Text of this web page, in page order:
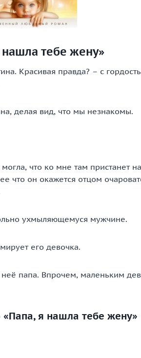
тебе жену»
Красивая правда? – с
делая вид, что мы незнакомы.
что ко мне там пристанет
что он окажется отцом
ухмыляющемуся мужчине.
его девочка.
папа. Впрочем, маленьким
«Папа, я нашла тебе жену»